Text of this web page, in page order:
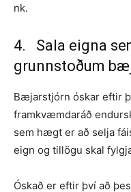
nk.
4. Sala eigna
grunnstoðum
Bæjarstjórn óskar eftir
framkvæmdaráð
sem hægt er að selja
eign og tillögu skal
Óskað er eftir því að